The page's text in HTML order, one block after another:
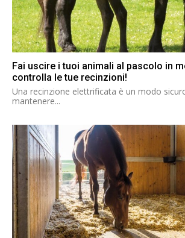
Fai uscire i tuoi animali al pascolo in
controlla le tue recinzioni!
Una recinzione elettrificata è un modo
mantenere...